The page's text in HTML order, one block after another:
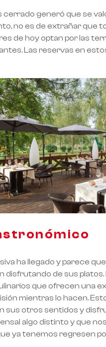
cerrado generó que se
no es de extrañar que
de hoy optan por las
Las reservas en
ha llegado y parece
disfrutando de sus
que ofrecen una
mientras lo hacen.
sus otros sentidos y
algo distinto y que
ya tenemos regresen